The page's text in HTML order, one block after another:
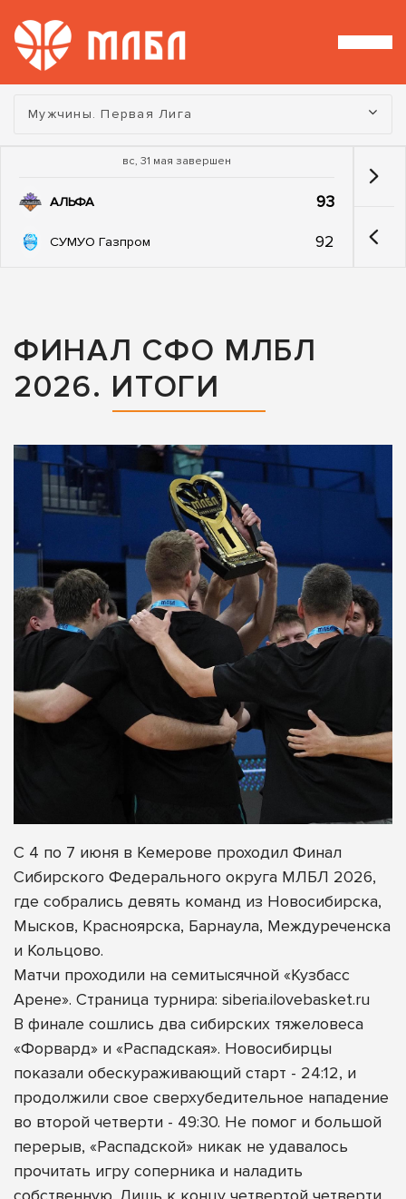
Турнир:
Мужчины. Первая Лига
вс, 31 мая завершен
АЛЬФА 93
СУМУО Газпром 92
ФИНАЛ СФО МЛБЛ
2026. ИТОГИ
С 4 по 7 июня в Кемерове проходил Финал
Сибирского Федерального округа МЛБЛ 2026,
где собрались девять команд из Новосибирска,
Мысков, Красноярска, Барнаула, Междуреченска
и Кольцово.
Матчи проходили на семитысячной «Кузбасс
Арене». Страница турнира: siberia.ilovebasket.ru
В финале сошлись два сибирских тяжеловеса
«Форвард» и «Распадская». Новосибирцы
показали обескураживающий старт - 24:12, и
продолжили свое сверхубедительное нападение
во второй четверти - 49:30. Не помог и большой
перерыв, «Распадской» никак не удавалось
прочитать игру соперника и наладить